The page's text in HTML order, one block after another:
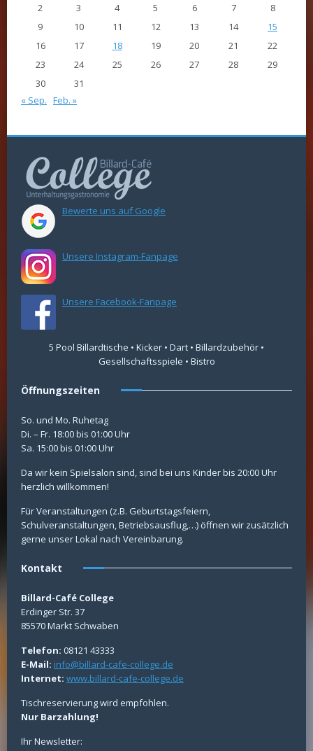
2
3 4 5 6 7
8
9
10 11 12 13 14
15
16
17 18 19 20 21
22
23
24 25 26 27 28
29
30
31
« Sep. Feb. »
Bewerte uns auf Google
Unsere Instagram-Fanpage
Unsere Facebook-Fanpage
5 Pool Billardtische • Kicker • Dart • Billardzubehör •
Gesellschaftsspiele • Bistro
Öffnungszeiten
So. und Mo. Ruhetag
Di. – Fr. 18:00 bis 01:00 Uhr
Sa. 15:00 bis 01:00 Uhr
Da wir kein Spielsalon sind, sind bei uns Kinder bis 20:00 Uhr
herzlich willkommen!
Für Veranstaltungen (z.B. Geburtstagsfeiern,
Schulveranstaltungen, Betriebsausflug,…) öffnen wir zusätzlich
gerne unser Lokal nach Vereinbarung.
Kontakt
Billard-Café College
Erdinger Str. 37
85570 Markt Schwaben
Telefon: 08121 43333
E-Mail: info@billard-cafe-college.de
Internet: www.billard-cafe-college.de
Tischreservierung wird empfohlen.
Nur Barzahlung!
Ihr Newsletter: